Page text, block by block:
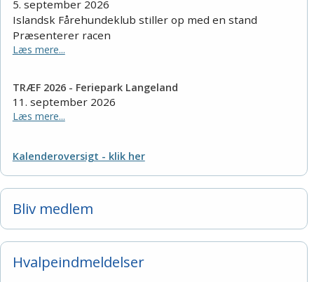
5. september 2026
Islandsk Fårehundeklub stiller op med en stand
Præsenterer racen
Læs mere...
TRÆF 2026 - Feriepark Langeland
11. september 2026
Læs mere...
Kalenderoversigt - klik her
Bliv medlem
Hvalpeindmeldelser